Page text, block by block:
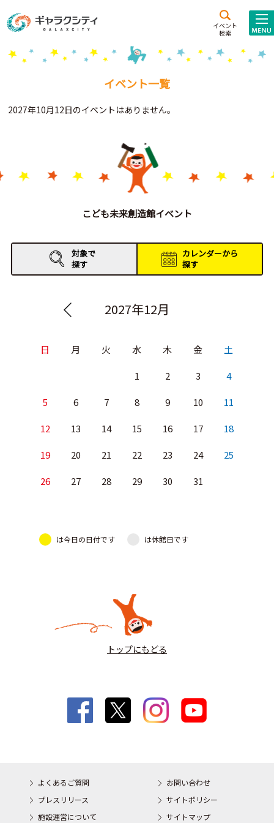
イベント
検索
施設案内
こども
西新井
施設･
Gがくえん
お知らせ
イベントレポート
イベント一覧
2027年10月12日のイベントはありません。
こども未来創造館イベント
対象で
探す
カレンダーから
探す
2027年12月
日 月 火 水 木 金 土
1 2 3 4
5 6 7 8 9 10 11
12 13 14 15 16 17 18
19 20 21 22 23 24 25
26 27 28 29 30 31
は今日の日付です は休館日です
トップにもどる
よくあるご質問
お問い合わせ
プレスリリース
サイトポリシー
施設運営について
サイトマップ